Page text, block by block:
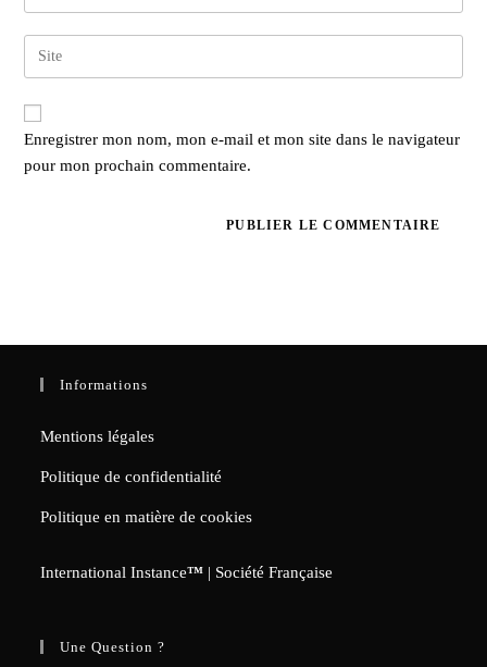
username
to
comment
address
to
(optional)
Enregistrer mon nom, mon e-mail et mon site dans le navigateur
pour mon prochain commentaire.
Informations
Mentions légales
Politique de confidentialité
Politique en matière de cookies
International Instance™ | Société Française
Une Question ?